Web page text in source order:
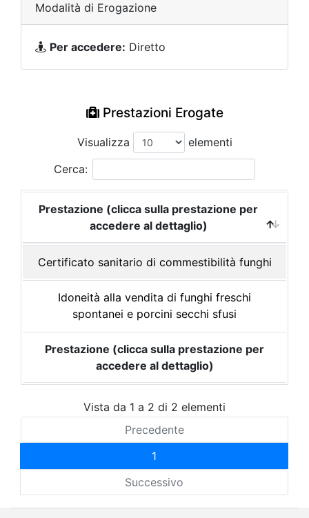
Modalità di Erogazione
Per accedere: Diretto
Prestazioni Erogate
Visualizza
elementi
Cerca:
Prestazione (clicca sulla prestazione per
accedere al dettaglio)
Certificato sanitario di commestibilità funghi
Idoneità alla vendita di funghi freschi
spontanei e porcini secchi sfusi
Prestazione (clicca sulla prestazione per
accedere al dettaglio)
Vista da 1 a 2 di 2 elementi
Precedente
1
Successivo